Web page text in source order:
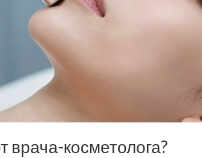
врача-косметолога?